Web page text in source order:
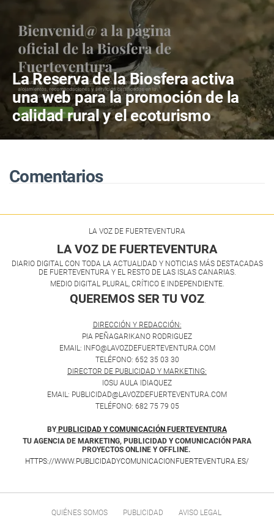
La Reserva de la Biosfera activa
una web para la promoción de la
calidad rural y el ecoturismo
Comentarios
LA VOZ DE FUERTEVENTURA
LA VOZ DE FUERTEVENTURA
DIARIO DIGITAL CON TODA LA ACTUALIDAD Y NOTICIAS MÁS DESTACADAS
DE FUERTEVENTURA Y EL RESTO DE LAS ISLAS CANARIAS.
MEDIO DIGITAL PLURAL, CRÍTICO E INDEPENDIENTE.
QUEREMOS SER TU VOZ.
DIRECCIÓN Y REDACCIÓN:
PIA PEÑAGARIKANO RODRIGUEZ
EMAIL: INFO@LAVOZDEFUERTEVENTURA.COM
TELÉFONO: 652 35 03 30
DIRECTOR DE PUBLICIDAD Y MARKETING:
IOSU AULA IDIAQUEZ
EMAIL: PUBLICIDAD@LAVOZDEFUERTEVENTURA.COM
TELÉFONO: 682 75 79 05
BY PUBLICIDAD Y COMUNICACIÓN FUERTEVENTURA
TU AGENCIA DE MARKETING, PUBLICIDAD Y COMUNICACIÓN PARA
PROYECTOS ONLINE Y OFFLINE.
HTTPS://WWW.PUBLICIDADYCOMUNICACIONFUERTEVENTURA.ES/
QUIÉNES SOMOS PUBLICIDAD AVISO LEGAL